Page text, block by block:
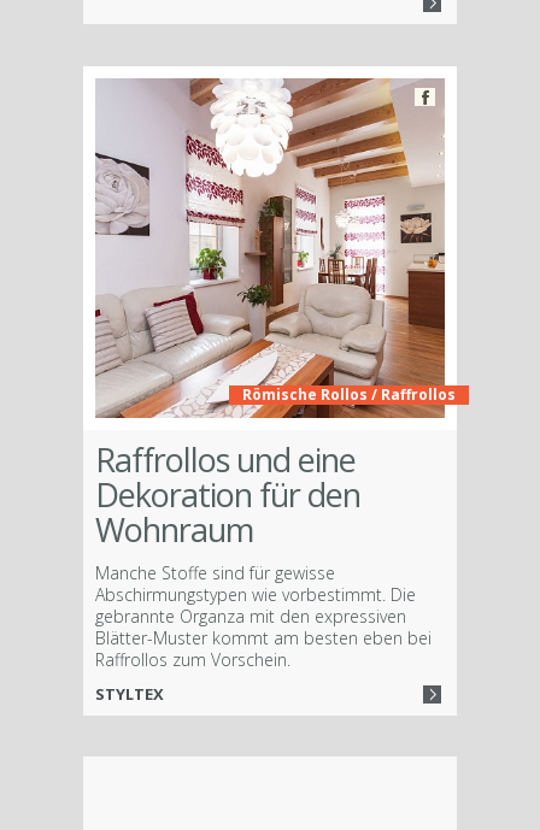
Römische Rollos / Raffrollos
Raffrollos und eine
Dekoration für den
Wohnraum
Manche Stoffe sind für gewisse
Abschirmungstypen wie vorbestimmt. Die
gebrannte Organza mit den expressiven
Blätter-Muster kommt am besten eben bei
Raffrollos zum Vorschein.
STYLTEX